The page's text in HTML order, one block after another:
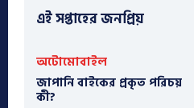
এই সপ্তাহের জনপ্রিয়
অটোমোবাইল
​জাপানি বাইকের প্রকৃত পরিচয়
কী?